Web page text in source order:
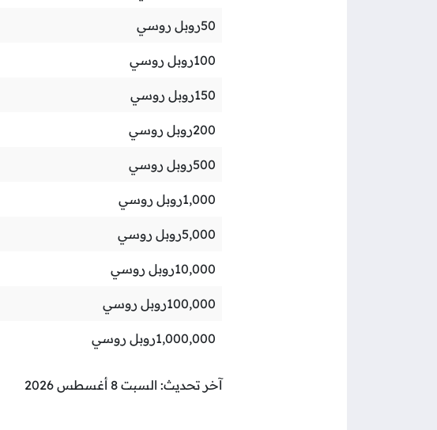
50روبل روسي
100روبل روسي
150روبل روسي
200روبل روسي
500روبل روسي
1,000روبل روسي
5,000روبل روسي
10,000روبل روسي
100,000روبل روسي
1,000,000روبل روسي
آخر تحديث: السبت 8 أغسطس 2026